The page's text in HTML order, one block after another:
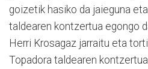
goizetik hasiko da jaieguna
taldearen kontzertua egongo
Herri Krosagaz jarraitu eta
Topadora taldearen